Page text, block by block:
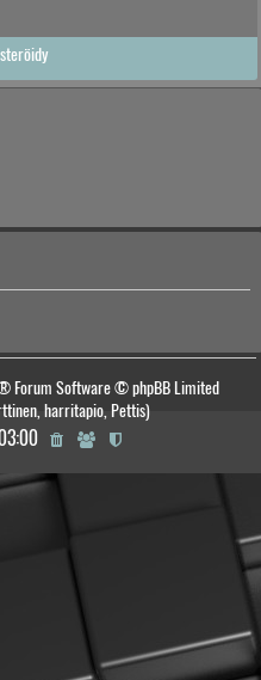
Forum Software © phpBB Limited
harritapio, Pettis)